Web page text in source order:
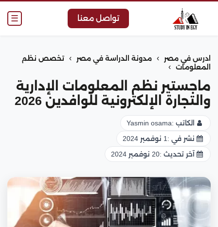
☰ تواصل معنا
ادرس في مصر › مدونة الدراسة في مصر ›
تخصص نظم
المعلومات
›
ماجستير نظم المعلومات الإدارية
والتجارة الإلكترونية للوافدين 2026
الكاتب :Yasmin osama
نشر في : 1 نوفمبر 2024
آخر تحديث :20 نوفمبر 2024